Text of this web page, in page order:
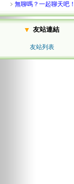
﹥ 無聊嗎？一起聊天吧！
友站連結
友站列表